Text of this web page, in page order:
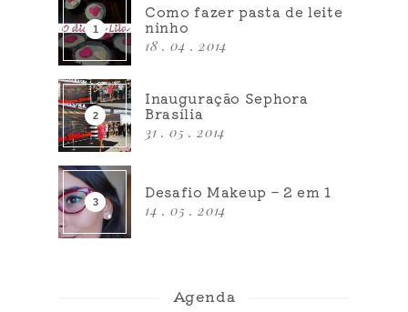
Como fazer pasta de leite
ninho
18 . 04 . 2014
Inauguração Sephora
Brasília
31 . 05 . 2014
Desafio Makeup – 2 em 1
14 . 05 . 2014
Agenda